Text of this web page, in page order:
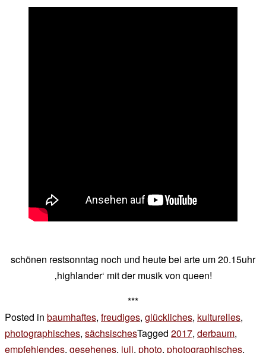
schönen restsonntag noch und heute bei arte um 20.15uhr
‚highlander‘ mit der musik von queen!
***
Posted in baumhaftes, freudiges, glückliches, kulturelles,
photographisches, sächsischesTagged 2017, derbaum,
empfehlendes, gesehenes, juli, photo, photographisches,